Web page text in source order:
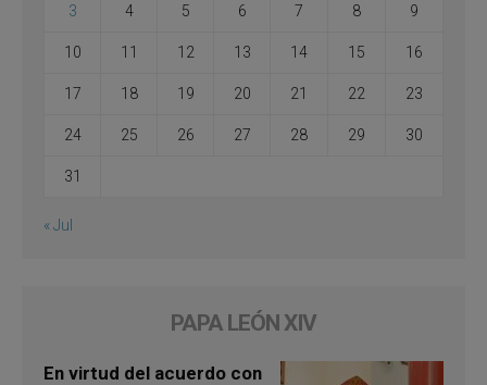
3 4 5 6 7 8 9
10 11 12 13 14 15 16
17 18 19 20 21 22 23
24 25 26 27 28 29 30
31
« Jul
PAPA LEÓN XIV
En virtud del acuerdo con